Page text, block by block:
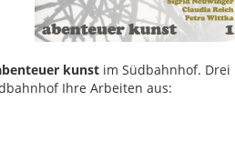
kunst im Südbahnhof. Drei
Ihre Arbeiten aus: